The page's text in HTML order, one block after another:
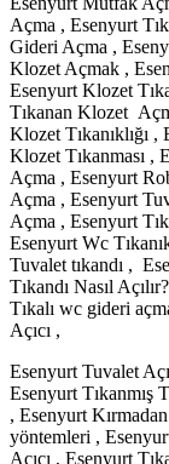
Açma , Esenyurt
Gideri Açma ,
Klozet Açmak ,
Esenyurt Klozet
Tıkanan Klozet
Klozet Tıkanıklığı
Klozet Tıkanması ,
Açma , Esenyurt
Açma , Esenyurt
Açma , Esenyurt
Esenyurt Wc
Tuvalet tıkandı ,
Tıkandı Nasıl
Tıkalı wc gideri
Açıcı ,
Esenyurt Tuvalet
Esenyurt Tıkanmış
, Esenyurt
yöntemleri ,
Açıcı , Esenyurt